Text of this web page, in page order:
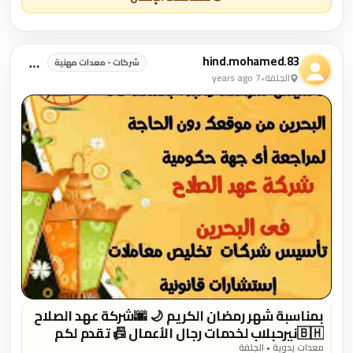
hind.mohamed.83
الجلفة•
7 years ago
شركات - معدات مهنية
بمناسبة شهر رمضان الكريم 🌙 🌆شركة عهد الصلاح
بالبحرين⁦🇧🇭⁩ لخدمات رجال الأعمال 📠 تقدم لكم
معدات يدوية • الجلفة